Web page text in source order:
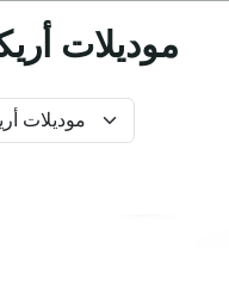
موديلات